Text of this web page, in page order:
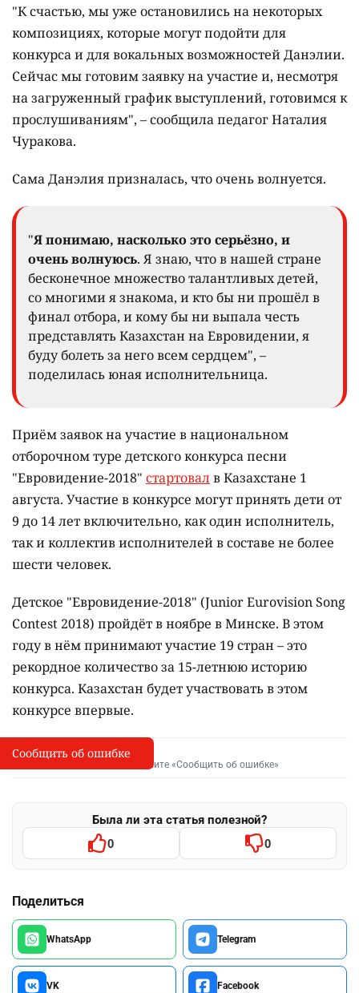
"К счастью, мы уже остановились на некоторых
композициях, которые могут подойти для
конкурса и для вокальных возможностей Данэлии.
Сейчас мы готовим заявку на участие и, несмотря
на загруженный график выступлений, готовимся к
прослушиваниям", – сообщила педагог Наталия
Чуракова.
Сама Данэлия призналась, что очень волнуется.
"Я понимаю, насколько это серьёзно, и
очень волнуюсь. Я знаю, что в нашей стране
бесконечное множество талантливых детей,
со многими я знакома, и кто бы ни прошёл в
финал отбора, и кому бы ни выпала честь
представлять Казахстан на Евровидении, я
буду болеть за него всем сердцем", –
поделилась юная исполнительница.
Приём заявок на участие в национальном
отборочном туре детского конкурса песни
"Евровидение-2018" стартовалв Казахстане 1
августа. Участие в конкурсе могут принять дети от
9 до 14 лет включительно, как один исполнитель,
так и коллектив исполнителей в составе не более
шести человек.
Детское "Евровидение-2018" (Junior Eurovision Song
Contest 2018) пройдёт в ноябре в Минске. В этом
году в нём принимают участие 19 стран – это
рекордное количество за 15-летнюю историю
конкурса. Казахстан будет участвовать в этом
конкурсе впервые.
I
Сообщить об опечатке
Выделите фрагмент и нажмите «Сообщить об ошибке»
Была ли эта статья полезной?
0 0
Поделиться
WhatsApp Telegram
VK Facebook
Сообщить об ошибке